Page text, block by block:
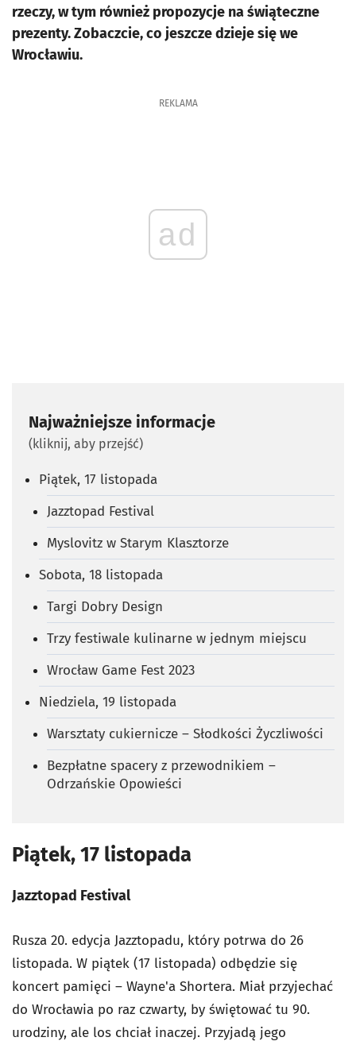
rzeczy, w tym również propozycje na świąteczne
prezenty. Zobaczcie, co jeszcze dzieje się we
Wrocławiu.
REKLAMA
ad
Najważniejsze informacje
(kliknij, aby przejść)
Piątek, 17 listopada
Jazztopad Festival
Myslovitz w Starym Klasztorze
Sobota, 18 listopada
Targi Dobry Design
Trzy festiwale kulinarne w jednym miejscu
Wrocław Game Fest 2023
Niedziela, 19 listopada
Warsztaty cukiernicze – Słodkości Życzliwości
Bezpłatne spacery z przewodnikiem –
Odrzańskie Opowieści
Piątek, 17 listopada
Jazztopad Festival
Rusza 20. edycja Jazztopadu, który potrwa do 26
listopada. W piątek (17 listopada) odbędzie się
koncert pamięci – Wayne'a Shortera. Miał przyjechać
do Wrocławia po raz czwarty, by świętować tu 90.
urodziny, ale los chciał inaczej. Przyjadą jego